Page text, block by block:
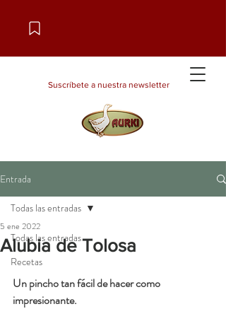
Suscríbete a nuestra newsletter
Entrada
Todas las entradas
Recetas
Todas las entradas
Alubia de Tolosa
5 ene 2022
Un pincho tan fácil de hacer como
impresionante.